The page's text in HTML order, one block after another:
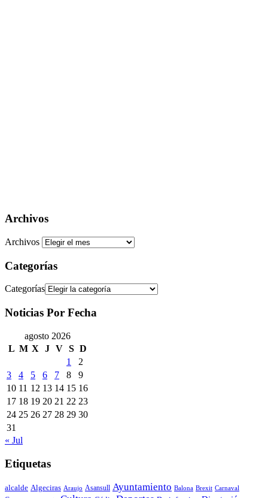
Archivos
Archivos
Categorías
Categorías
Noticias Por Fecha
agosto 2026
L M X J V S D
1
2
3
4 5 6 7 8
9
10 11 12 13 14 15 16
17 18 19 20 21 22 23
24 25 26 27 28 29 30
31
« Jul
Etiquetas
alcalde Algeciras Araujo Asansull Ayuntamiento Balona Brexit Carnaval